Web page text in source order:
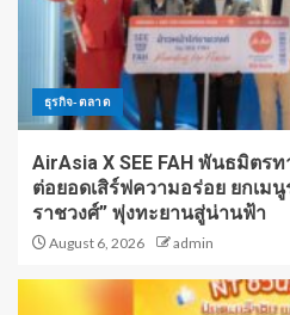
ธุรกิจ-ตลาด
AirAsia X SEE FAH พันธมิตร
ต่อยอดเสิร์ฟความอร่อย ยกเม
ราชวงศ์” พุ่งทะยานสู่น่านฟ้า
August 6, 2026 admin